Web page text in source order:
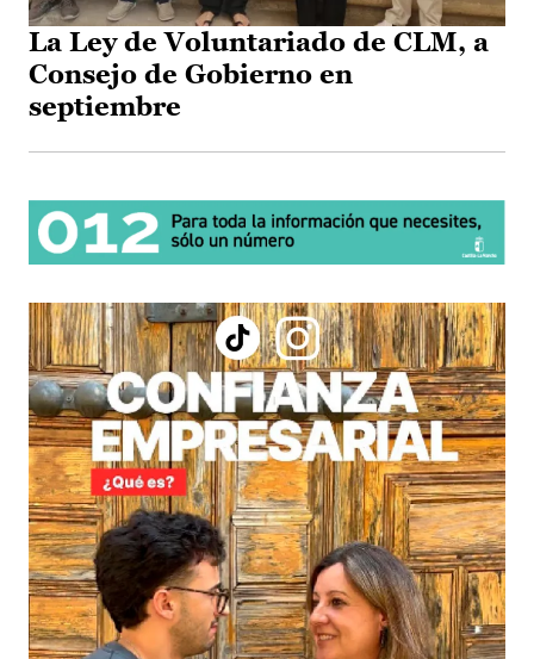
La Ley de Voluntariado de CLM, a
Consejo de Gobierno en
septiembre